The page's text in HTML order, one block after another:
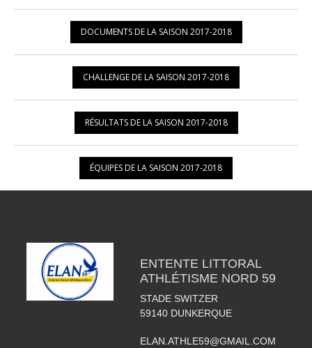
DOCUMENTS DE LA SAISON 2017-2018
CHALLENGE DE LA SAISON 2017-2018
RÉSULTATS DE LA SAISON 2017-2018
ÉQUIPES DE LA SAISON 2017-2018
ENTENTE LITTORAL
ATHLÉTISME NORD 59
STADE SWITZER
59140 DUNKERQUE
ELAN.ATHLE59@GMAIL.COM